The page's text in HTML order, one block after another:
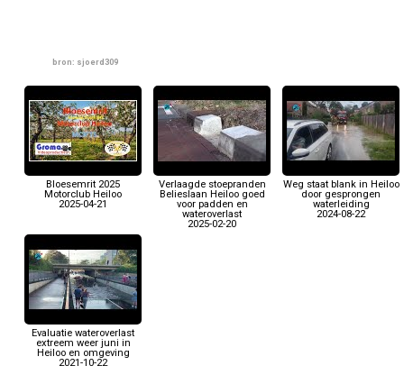
bron: sjoerd309
Bloesemrit 2025
Motorclub Heiloo
2025-04-21
Verlaagde stoepranden
Belieslaan Heiloo goed
voor padden en
wateroverlast
2025-02-20
Weg staat blank in Heiloo
door gesprongen
waterleiding
2024-08-22
Evaluatie wateroverlast
extreem weer juni in
Heiloo en omgeving
2021-10-22